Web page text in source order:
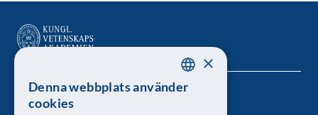
Kungl. Vetenskapsakademien SWEDISH
×
Denna webbplats använder
cookies